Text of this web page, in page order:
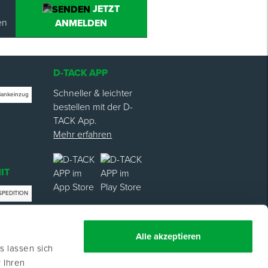
lassen sich
Ihren
Alle akzeptieren
JETZT
ANMELDEN
D-TACK APP
Schneller & leichter
bestellen mit der D-
TACK App.
Mehr erfahren